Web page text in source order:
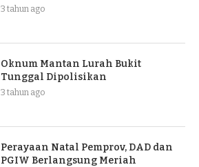
3 tahun ago
Oknum Mantan Lurah Bukit
Tunggal Dipolisikan
3 tahun ago
Perayaan Natal Pemprov, DAD dan
PGIW Berlangsung Meriah